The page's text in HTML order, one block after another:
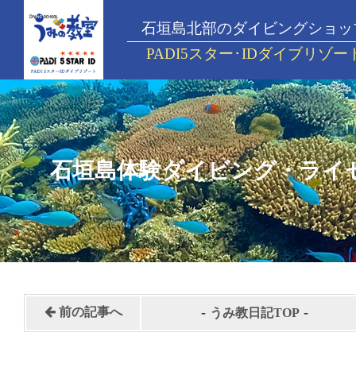
石垣島北部のダイビングショッ
PADI5スター･IDダイブリゾー
石垣島体験ダイビング・ライ
前の記事へ - うみ教日記TOP -